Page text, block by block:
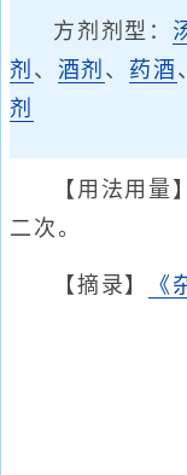
方剂剂型：
剂 、 酒剂 、 药酒
剂
【用法用量
二次。
【摘录】 《